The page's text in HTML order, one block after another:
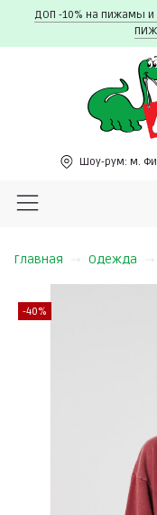
ДОП -10% на пижамы
Шоу-рум: м.
Главная Одежда
-40%